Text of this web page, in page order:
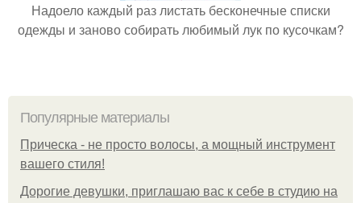
Надоело каждый раз листать бесконечные списки
одежды и заново собирать любимый лук по кусочкам?
Популярные материалы
Прическа - не просто волосы, а мощный инструмент
вашего стиля!
Дорогие девушки, приглашаю вас к себе в студию на